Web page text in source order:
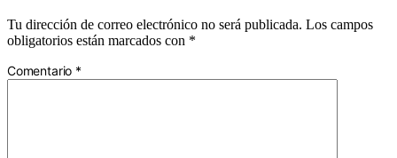
Tu dirección de correo electrónico no será publicada. Los campos
obligatorios están marcados con *
Comentario *